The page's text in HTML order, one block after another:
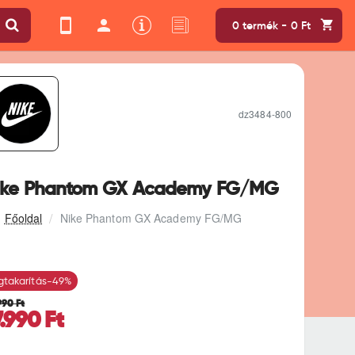
0 termék - 0 Ft
Nike Phantom GX Academy FG/MG
Phantom GX Academy FG/MG
dz3484-800
-49%
Ft
Ft